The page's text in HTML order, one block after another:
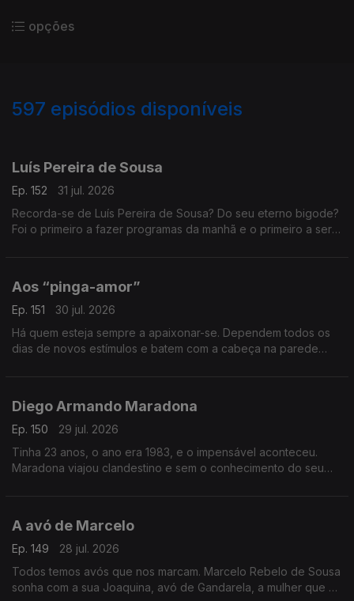
opções
597 episódios disponíveis
Luís Pereira de Sousa
Ep. 152
31 jul. 2026
Recorda-se de Luís Pereira de Sousa? Do seu eterno bigode?
Foi o primeiro a fazer programas da manhã e o primeiro a ser
Aos “pinga-amor”
Ep. 151
30 jul. 2026
Há quem esteja sempre a apaixonar-se. Dependem todos os
dias de novos estímulos e batem com a cabeça na parede
Diego Armando Maradona
Ep. 150
29 jul. 2026
Tinha 23 anos, o ano era 1983, e o impensável aconteceu.
Maradona viajou clandestino e sem o conhecimento do seu
A avó de Marcelo
Ep. 149
28 jul. 2026
Todos temos avós que nos marcam. Marcelo Rebelo de Sousa
sonha com a sua Joaquina, avó de Gandarela, a mulher que o